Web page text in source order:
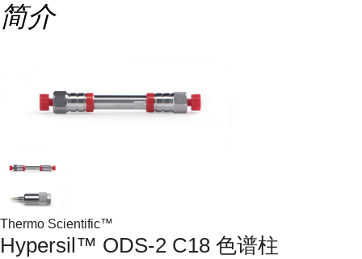
简介
Thermo Scientific™
Hypersil™ ODS-2 C18 色谱柱